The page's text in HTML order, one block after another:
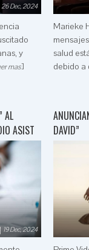
26 Dec, 2024
y
mas]
Marieke
salud
debido a
AL
ASIST
19 Dec, 2024
DAVID”